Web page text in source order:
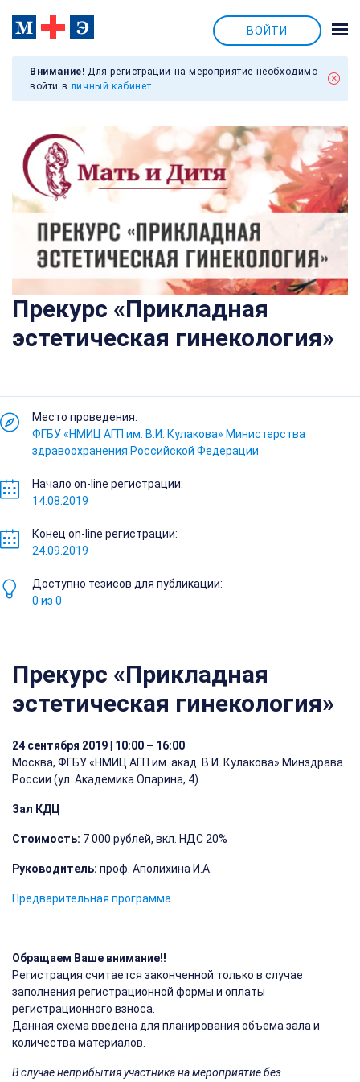
ВОЙТИ
Внимание! Для регистрации на мероприятие необходимо
войти в личный кабинет
Прекурс «Прикладная
эстетическая гинекология»
Место проведения:
ФГБУ «НМИЦ АГП им. В.И. Кулакова» Министерства
здравоохранения Российской Федерации
Начало on-line регистрации:
14.08.2019
Конец on-line регистрации:
24.09.2019
Доступно тезисов для публикации:
0 из 0
Прекурс «Прикладная
эстетическая гинекология»
24 сентября 2019 | 10:00 – 16:00
Москва, ФГБУ «НМИЦ АГП им. акад. В.И. Кулакова» Минздрава
России (ул. Академика Опарина, 4)
Зал КДЦ
Стоимость: 7 000 рублей, вкл. НДС 20%
Руководитель: проф. Аполихина И.А.
Предварительная программа
Обращаем Ваше внимание!!
Регистрация считается законченной только в случае
заполнения регистрационной формы и оплаты
регистрационного взноса.
Данная схема введена для планирования объема зала и
количества материалов.
В случае неприбытия участника на мероприятие без